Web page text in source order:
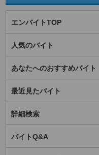
エンバイトTOP
人気のバイト
あなたへのおすすめバイト
最近見たバイト
詳細検索
バイトQ&A